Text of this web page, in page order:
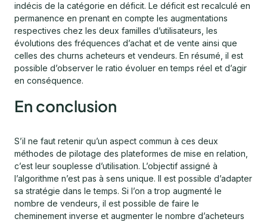
indécis de la catégorie en déficit. Le déficit est recalculé en
permanence en prenant en compte les augmentations
respectives chez les deux familles d’utilisateurs, les
évolutions des fréquences d’achat et de vente ainsi que
celles des churns acheteurs et vendeurs. En résumé, il est
possible d’observer le ratio évoluer en temps réel et d’agir
en conséquence.
En conclusion
S’il ne faut retenir qu’un aspect commun à ces deux
méthodes de pilotage des plateformes de mise en relation,
c’est leur souplesse d’utilisation. L’objectif assigné à
l’algorithme n’est pas à sens unique. Il est possible d’adapter
sa stratégie dans le temps. Si l’on a trop augmenté le
nombre de vendeurs, il est possible de faire le
cheminement inverse et augmenter le nombre d’acheteurs